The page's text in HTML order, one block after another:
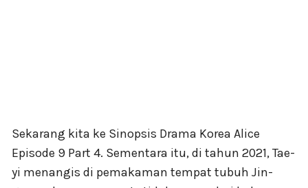
Sekarang kita ke Sinopsis Drama Korea Alice
Episode 9 Part 4. Sementara itu, di tahun 2021, Tae-
yi menangis di pemakaman tempat tubuh Jin-